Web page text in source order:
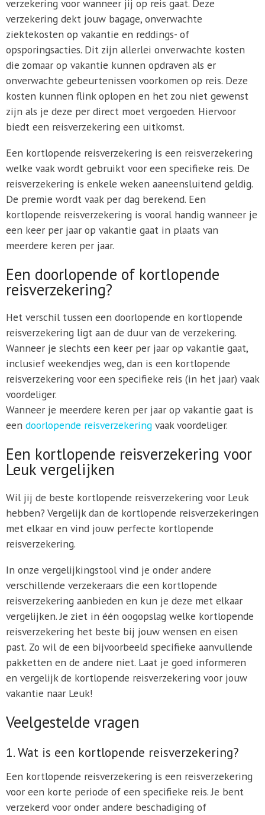
verzekering voor wanneer jij op reis gaat. Deze
verzekering dekt jouw bagage, onverwachte
ziektekosten op vakantie en reddings- of
opsporingsacties. Dit zijn allerlei onverwachte kosten
die zomaar op vakantie kunnen opdraven als er
onverwachte gebeurtenissen voorkomen op reis. Deze
kosten kunnen flink oplopen en het zou niet gewenst
zijn als je deze per direct moet vergoeden. Hiervoor
biedt een reisverzekering een uitkomst.
Een kortlopende reisverzekering is een reisverzekering
welke vaak wordt gebruikt voor een specifieke reis. De
reisverzekering is enkele weken aaneensluitend geldig.
De premie wordt vaak per dag berekend. Een
kortlopende reisverzekering is vooral handig wanneer je
een keer per jaar op vakantie gaat in plaats van
meerdere keren per jaar.
Een doorlopende of kortlopende
reisverzekering?
Het verschil tussen een doorlopende en kortlopende
reisverzekering ligt aan de duur van de verzekering.
Wanneer je slechts een keer per jaar op vakantie gaat,
inclusief weekendjes weg, dan is een kortlopende
reisverzekering voor een specifieke reis (in het jaar) vaak
voordeliger.
Wanneer je meerdere keren per jaar op vakantie gaat is
een doorlopende reisverzekeringvaak voordeliger.
Een kortlopende reisverzekering voor
Leuk vergelijken
Wil jij de beste kortlopende reisverzekering voor Leuk
hebben? Vergelijk dan de kortlopende reisverzekeringen
met elkaar en vind jouw perfecte kortlopende
reisverzekering.
In onze vergelijkingstool vind je onder andere
verschillende verzekeraars die een kortlopende
reisverzekering aanbieden en kun je deze met elkaar
vergelijken. Je ziet in één oogopslag welke kortlopende
reisverzekering het beste bij jouw wensen en eisen
past. Zo wil de een bijvoorbeeld specifieke aanvullende
pakketten en de andere niet. Laat je goed informeren
en vergelijk de kortlopende reisverzekering voor jouw
vakantie naar Leuk!
Veelgestelde vragen
1. Wat is een kortlopende reisverzekering?
Een kortlopende reisverzekering is een reisverzekering
voor een korte periode of een specifieke reis. Je bent
verzekerd voor onder andere beschadiging of